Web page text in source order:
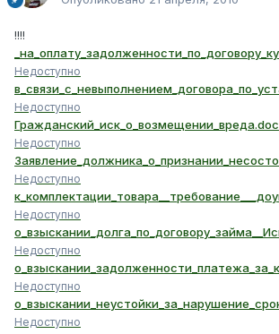
!!!!
Недоступно
Недоступно
Гражданский_иск_о_возмещении_вреда.doc
Недоступно
Недоступно
Недоступно
Недоступно
Недоступно
Недоступно